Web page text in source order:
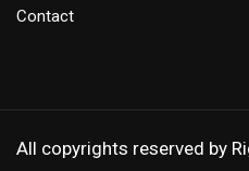
Contact
All copyrights reserved by